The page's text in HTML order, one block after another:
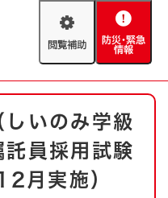
閲
助
防
緊
情
報
救急・消防
AED設置箇所
いのみ学級
員採用試験
月実施）